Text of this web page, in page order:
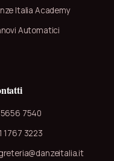
Italia Academy
Automatici
7540
1767 3223